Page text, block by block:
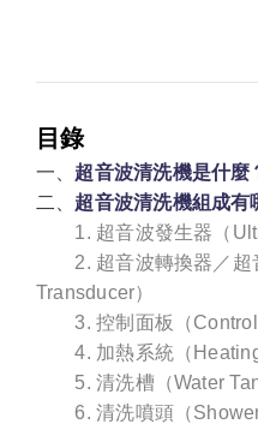
目錄
一、 超音波清洗機是什麼
二、 超音波清洗機組成有
1. 超音波發生器（
2. 超音波轉換器／
Transducer）
3. 控制面板（Control
4. 加熱系統（
5. 清洗槽（Water
6. 清洗噴頭（Shower